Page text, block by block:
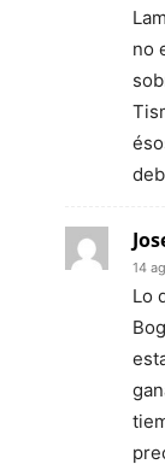
no
14
Lo